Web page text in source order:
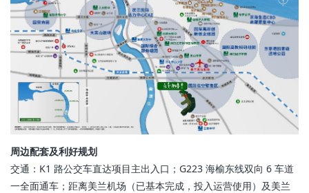
周边配套及利好规划
交通：K1 路公交车直达项目主出入口；G223 海榆东线双向 6 车道
一全面通车；距离美兰机场（已基本完成，投入运营使用）及美兰